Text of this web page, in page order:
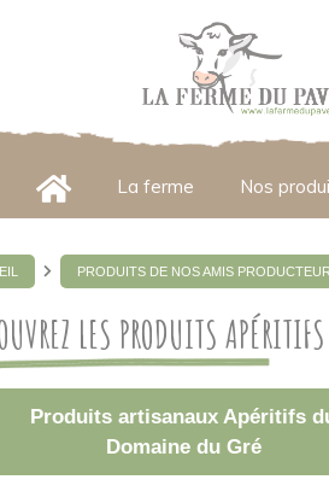
La ferme Nos
PRODUITS DE NOS AMIS
LES PRODUITS
Produits artisanaux Apéritifs
Domaine du Gré